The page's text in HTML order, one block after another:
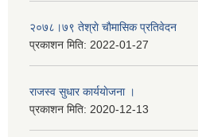
२०७८।७९ तेश्राे चाैमासिक प्रतिवेदन
प्रकाशन मिति: 2022-01-27
राजस्व सुधार कार्ययाेजना ।
प्रकाशन मिति: 2020-12-13